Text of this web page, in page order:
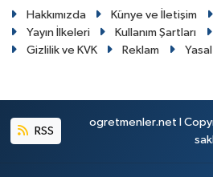
Hakkımızda Künye ve İletişim
Yayın İlkeleri
Kullanım Şartları
Gizlilik ve KVK
Reklam Yasal
RSS
ogretmenler.net I